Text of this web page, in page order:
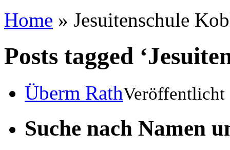
Home » Jesuitenschule
Posts tagged
Überm RathVeröffentlicht
Suche nach Namen